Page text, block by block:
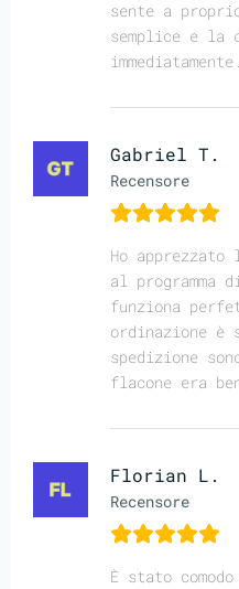
sente a
semplice e la
immediatamente.
Gabriel T.
Recensore
Ho
al
funziona
ordinazione è
spedizione
flacone era
Florian L.
Recensore
È stato